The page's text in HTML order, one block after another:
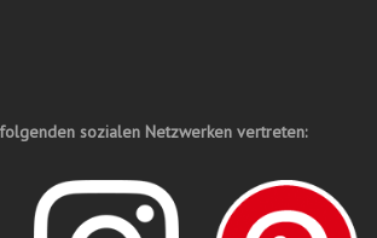
sozialen Netzwerken vertreten: